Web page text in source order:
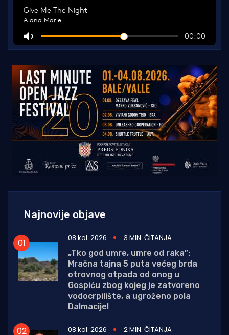
Najnovije objave
08 kol. 2026
3 MIN. ČITANJA
„Tko god umre, umre od raka”:
Mračna tajna 5 puta većeg brda
otrovnog otpada od onog u
Gospiću zbog kojeg je zatvoreno
vodocrpilište, a ugroženo pola
Dalmacije!
08 kol. 2026
2 MIN. ČITANJA